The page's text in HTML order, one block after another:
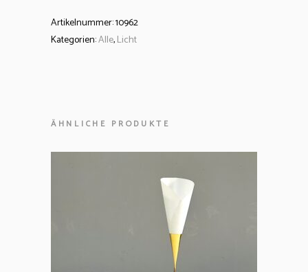
Artikelnummer:10962
Kategorien:Alle,Licht
ÄHNLICHE PRODUKTE